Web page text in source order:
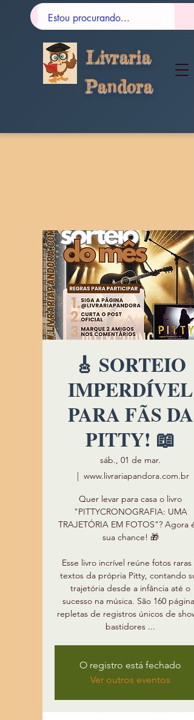
Livraria
Pandora
🎸 SORTEIO
IMPERDÍVEL
PARA FÃS DA
PITTY! 📖
sáb., 01 de mar.
  |
www.livrariapandora.com.br
Quer levar para casa o livro
"PITTYCRONOGRAFIA: UMA
TRAJETÓRIA EM FOTOS"? Agora é
sua chance! 🎁
Esse livro incrível reúne fotos raras e
textos da própria Pitty, contando
trajetória desde a infância até o
sucesso na música. São 160 páginas
repletas de registros únicos de
bastidores ...
O registro está fechado
Ver outros eventos